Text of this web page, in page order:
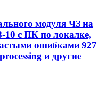
модуля ЧЗ на
10 с ПК по локалке,
ошибками 927
и другие